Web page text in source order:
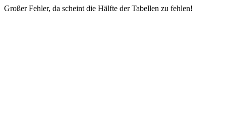
Großer Fehler, da scheint die Hälfte der Tabellen zu fehlen!